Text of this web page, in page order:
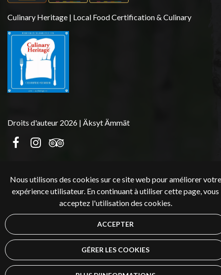
Nous utilisons des cookies sur ce site web pour améliorer votre
expérience utilisateur. En continuant à utiliser cette page, vous
acceptez l'utilisation des cookies.
ACCEPTER
GÉRER LES COOKIES
Culinary Heritage | Local Food Certification & Culinary
Droits d'auteur 2026 | Äksyt Ämmät